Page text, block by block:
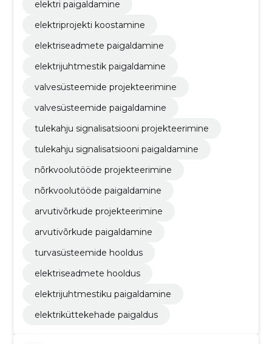
elektri paigaldamine
elektriprojekti koostamine
elektriseadmete paigaldamine
elektrijuhtmestik paigaldamine
valvesüsteemide projekteerimine
valvesüsteemide paigaldamine
tulekahju signalisatsiooni projekteerimine
tulekahju signalisatsiooni paigaldamine
nõrkvoolutööde projekteerimine
nõrkvoolutööde paigaldamine
arvutivõrkude projekteerimine
arvutivõrkude paigaldamine
turvasüsteemide hooldus
elektriseadmete hooldus
elektrijuhtmestiku paigaldamine
elektriküttekehade paigaldus